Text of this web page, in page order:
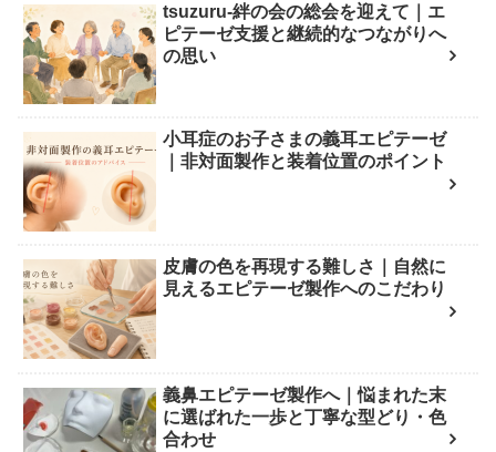
tsuzuru-絆の会の総会を迎えて｜エ
ピテーゼ支援と継続的なつながりへ
の思い
小耳症のお子さまの義耳エピテーゼ
｜非対面製作と装着位置のポイント
皮膚の色を再現する難しさ｜自然に
見えるエピテーゼ製作へのこだわり
義鼻エピテーゼ製作へ｜悩まれた末
に選ばれた一歩と丁寧な型どり・色
合わせ